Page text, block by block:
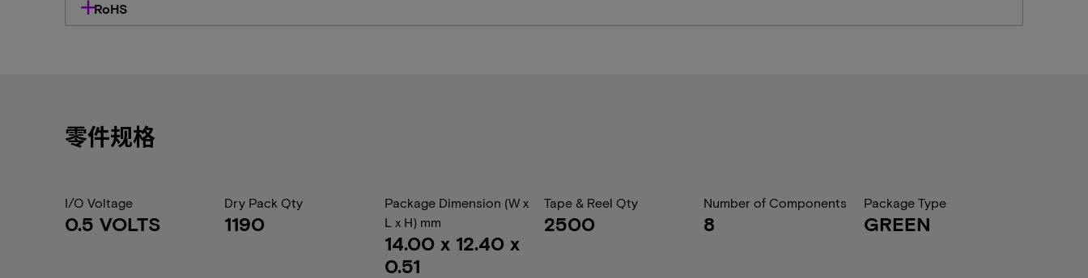
RoHS
零件规格
I/O Voltage
0.5 VOLTS
Dry Pack Qty
1190
Package Dimension (W x
L x H) mm
14.00 x 12.40 x
0.51
Tape & Reel Qty
2500
Number of Components
8
Package Type
GREEN